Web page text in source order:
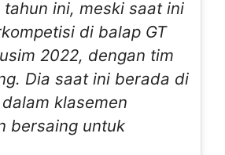
tahun ini, meski saat ini
di balap GT
2022, dengan tim
Dia saat ini berada di
klasemen
bersaing untuk